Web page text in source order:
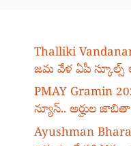
Thalliki
జమ వేళ ఏపీ
PMAY Gramin
న్యూస్.. అర్హుల
Ayushman